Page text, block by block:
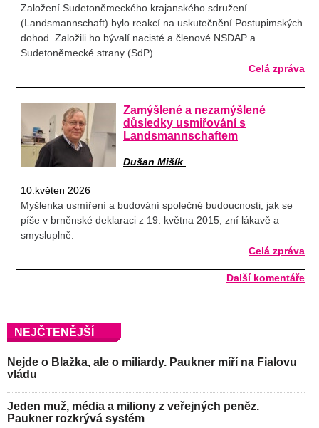
Založení Sudetoněmeckého krajanského sdružení
(Landsmannschaft) bylo reakcí na uskutečnění Postupimských
dohod. Založili ho bývalí nacisté a členové NSDAP a
Sudetoněmecké strany (SdP).
Celá zpráva
Zamýšlené a nezamýšlené
důsledky usmiřování s
Landsmannschaftem
Dušan Mišík
10.květen 2026
Myšlenka usmíření a budování společné budoucnosti, jak se
píše v brněnské deklaraci z 19. května 2015, zní lákavě a
smysluplně.
Celá zpráva
Další komentáře
NEJČTENĚJŠÍ
Nejde o Blažka, ale o miliardy. Paukner míří na Fialovu
vládu
Jeden muž, média a miliony z veřejných peněz.
Paukner rozkrývá systém